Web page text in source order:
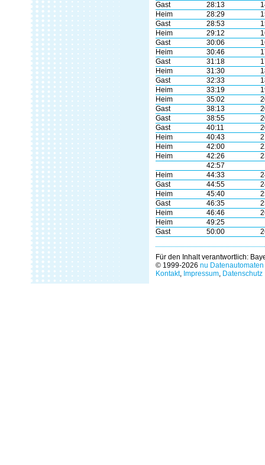
Gast
28:13
Heim
28:29
Gast
28:53
Heim
29:12
Gast
30:06
Heim
30:46
Gast
31:18
Heim
31:30
Gast
32:33
Heim
33:19
Heim
35:02
Gast
38:13
Gast
38:55
Gast
40:11
Heim
40:43
Heim
42:00
Heim
42:26
42:57
Heim
44:33
Gast
44:55
Heim
45:40
Gast
46:35
Heim
46:46
Heim
49:25
Gast
50:00
Für den Inhalt verantwortlich:
© 1999-2026 nu
Kontakt, Impressum, Datenschutz